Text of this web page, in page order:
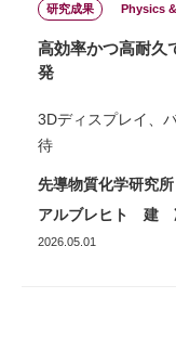
研究成果 Physics
高効率かつ高耐久
発
3Dディスプレイ、
待
先導物質化学研究所
アルブレヒト 建
2026.05.01